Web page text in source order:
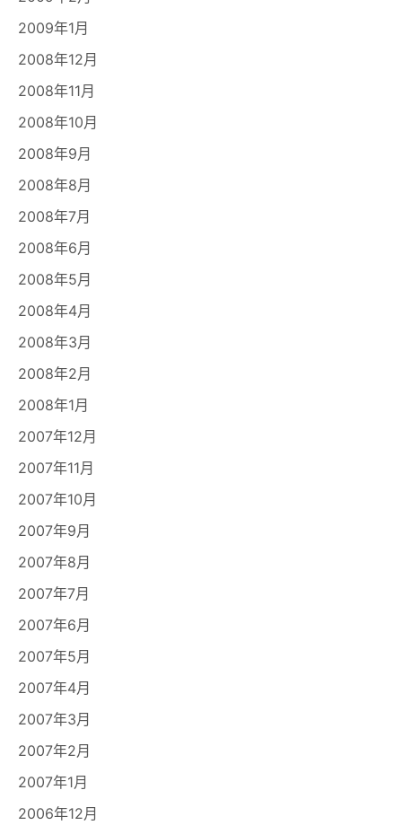
2009年1月
2008年12月
2008年11月
2008年10月
2008年9月
2008年8月
2008年7月
2008年6月
2008年5月
2008年4月
2008年3月
2008年2月
2008年1月
2007年12月
2007年11月
2007年10月
2007年9月
2007年8月
2007年7月
2007年6月
2007年5月
2007年4月
2007年3月
2007年2月
2007年1月
2006年12月